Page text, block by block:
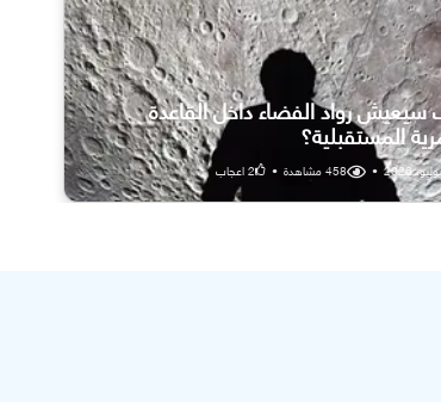
رواد الفضاء داخل القاعدة
المستقبلية؟
•
458مشاهدة •
2اعجاب